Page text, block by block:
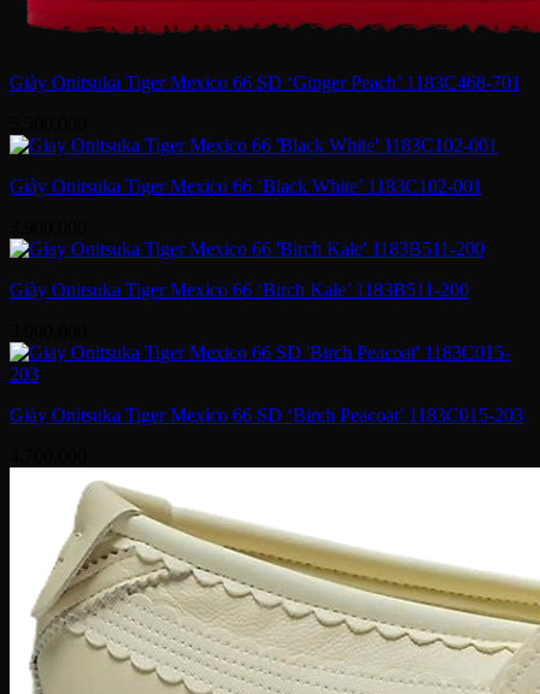
Giày Onitsuka Tiger Mexico 66 SD ‘Ginger Peach’ 1183C468-701
Giày Onitsuka Tiger Mexico 66 ‘Black White’ 1183C102-001
Giày Onitsuka Tiger Mexico 66 ‘Birch Kale’ 1183B511-200
Giày Onitsuka Tiger Mexico 66 SD ‘Birch Peacoat’ 1183C015-203